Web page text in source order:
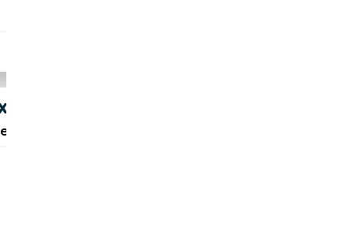
H K PDC GSD MEMORY
Hannover